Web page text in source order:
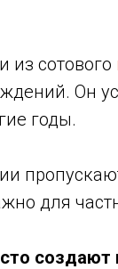
из сотового
Он
годы.
для
создают